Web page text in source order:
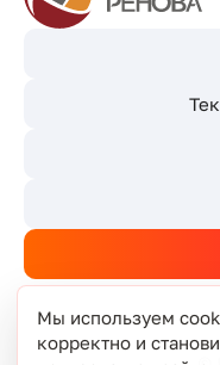
Мы используем
корректно и